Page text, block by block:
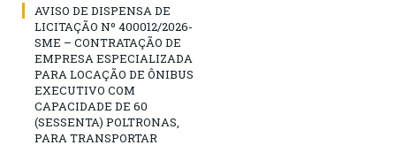
AVISO DE DISPENSA DE
LICITAÇÃO Nº 400012/2026-
SME – CONTRATAÇÃO DE
EMPRESA ESPECIALIZADA
PARA LOCAÇÃO DE ÔNIBUS
EXECUTIVO COM
CAPACIDADE DE 60
(SESSENTA) POLTRONAS,
PARA TRANSPORTAR